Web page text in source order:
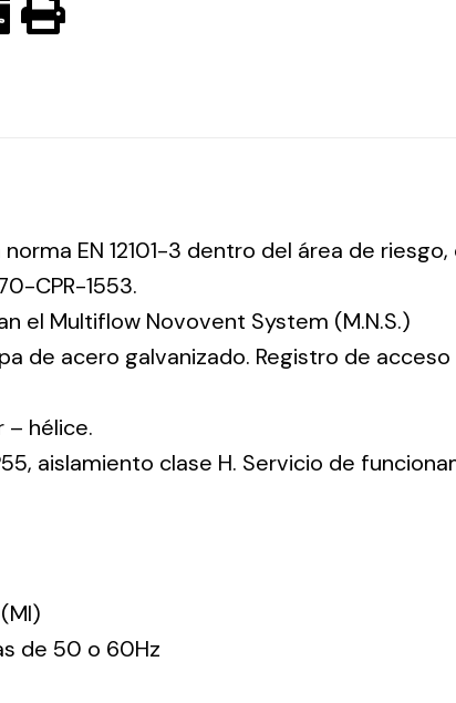
EN 12101-3 dentro del área de
CPR-1553.
el Multiflow Novovent System (M.N.S.)
de acero galvanizado. Registro de
– hélice.
aislamiento clase H. Servicio de
de 50 o 60Hz